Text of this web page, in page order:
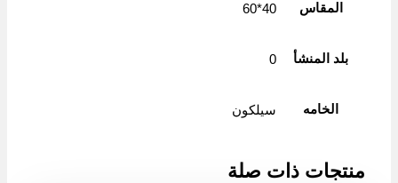
المقاس 40*60
بلد المنشأ 0
الخامه سيلكون
منتجات ذات صلة